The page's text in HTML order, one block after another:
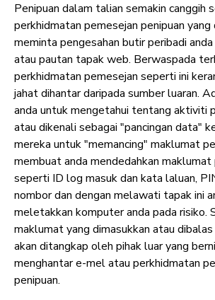
Penipuan dalam talian semakin canggih
perkhidmatan pemesejan penipuan yang
meminta pengesahan butir peribadi
atau pautan tapak web. Berwaspada
perkhidmatan pemesejan seperti ini
jahat dihantar daripada sumber luaran.
anda untuk mengetahui tentang aktiviti
atau dikenali sebagai "pancingan data"
mereka untuk "memancing" maklumat
membuat anda mendedahkan
seperti ID log masuk dan kata laluan,
nombor dan dengan melawati tapak ini
meletakkan komputer anda pada risiko.
maklumat yang dimasukkan atau dibalas
akan ditangkap oleh pihak luar yang
menghantar e-mel atau perkhidmatan
penipuan.